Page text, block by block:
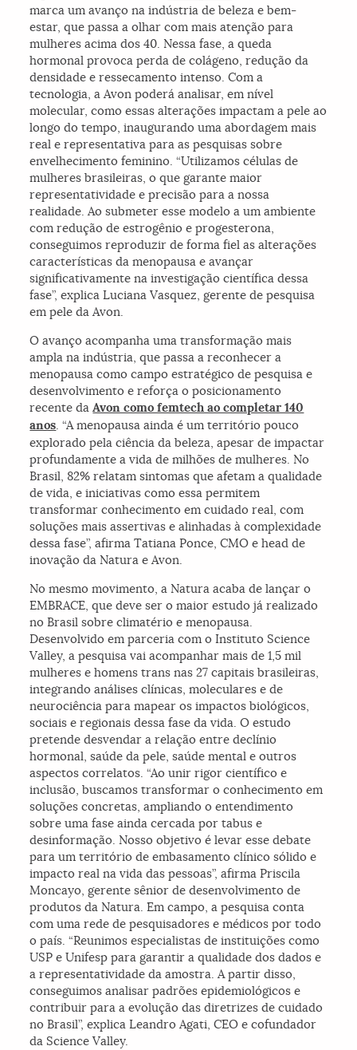
marca um avanço na indústria de beleza e bem-
estar, que passa a olhar com mais atenção para
mulheres acima dos 40. Nessa fase, a queda
hormonal provoca perda de colágeno, redução da
densidade e ressecamento intenso. Com a
tecnologia, a Avon poderá analisar, em nível
molecular, como essas alterações impactam a pele ao
longo do tempo, inaugurando uma abordagem mais
real e representativa para as pesquisas sobre
envelhecimento feminino. “Utilizamos células de
mulheres brasileiras, o que garante maior
representatividade e precisão para a nossa
realidade. Ao submeter esse modelo a um ambiente
com redução de estrogênio e progesterona,
conseguimos reproduzir de forma fiel as alterações
características da menopausa e avançar
significativamente na investigação científica dessa
fase”, explica Luciana Vasquez, gerente de pesquisa
em pele da Avon.
O avanço acompanha uma transformação mais
ampla na indústria, que passa a reconhecer a
menopausa como campo estratégico de pesquisa e
desenvolvimento e reforça o posicionamento
recente daAvon como femtech ao completar 140
anos. “A menopausa ainda é um território pouco
explorado pela ciência da beleza, apesar de impactar
profundamente a vida de milhões de mulheres. No
Brasil, 82% relatam sintomas que afetam a qualidade
de vida, e iniciativas como essa permitem
transformar conhecimento em cuidado real, com
soluções mais assertivas e alinhadas à complexidade
dessa fase”, afirma Tatiana Ponce, CMO e head de
inovação da Natura e Avon.
No mesmo movimento, a Natura acaba de lançar o
EMBRACE, que deve ser o maior estudo já realizado
no Brasil sobre climatério e menopausa.
Desenvolvido em parceria com o Instituto Science
Valley, a pesquisa vai acompanhar mais de 1,5 mil
mulheres e homens trans nas 27 capitais brasileiras,
integrando análises clínicas, moleculares e de
neurociência para mapear os impactos biológicos,
sociais e regionais dessa fase da vida. O estudo
pretende desvendar a relação entre declínio
hormonal, saúde da pele, saúde mental e outros
aspectos correlatos. “Ao unir rigor científico e
inclusão, buscamos transformar o conhecimento em
soluções concretas, ampliando o entendimento
sobre uma fase ainda cercada por tabus e
desinformação. Nosso objetivo é levar esse debate
para um território de embasamento clínico sólido e
impacto real na vida das pessoas”, afirma Priscila
Moncayo, gerente sênior de desenvolvimento de
produtos da Natura. Em campo, a pesquisa conta
com uma rede de pesquisadores e médicos por todo
o país. “Reunimos especialistas de instituições como
USP e Unifesp para garantir a qualidade dos dados e
a representatividade da amostra. A partir disso,
conseguimos analisar padrões epidemiológicos e
contribuir para a evolução das diretrizes de cuidado
no Brasil”, explica Leandro Agati, CEO e cofundador
da Science Valley.